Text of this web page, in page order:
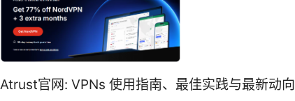
Atrust官网: VPNs 使用指南、最佳实践与最新动向